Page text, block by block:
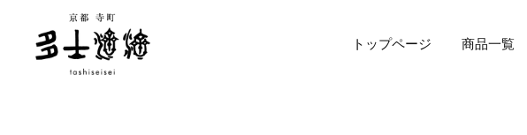
トップページ 商品一覧